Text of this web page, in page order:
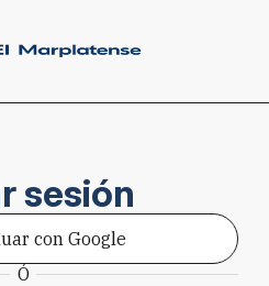
sesión
con Google
Ó